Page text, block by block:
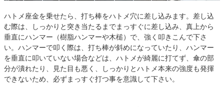
ハトメ座金を乗せたら、打ち棒をハトメ穴に差し込みます。差し込
む際は、しっかりと突き当たるまでまっすぐに差し込み、真上から
垂直にハンマー（樹脂ハンマーや木槌）で、強く叩きこんで下さ
い。ハンマーで叩く際は、打ち棒が斜めになっていたり、ハンマー
を垂直に叩いていない場合などは、ハトメが綺麗に打てず、傘の部
分が潰れたり、見た目も悪く、しっかりとハトメ本来の強度も発揮
できないため、必ずまっすぐ打つ事を意識して下さい。